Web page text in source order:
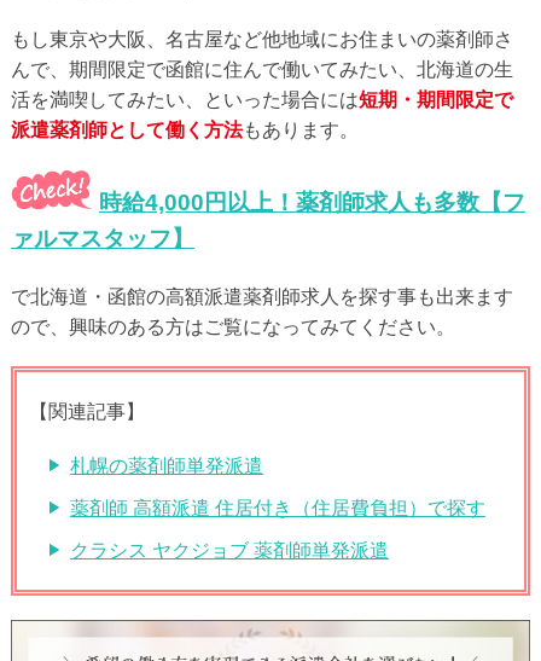
もし東京や大阪、名古屋など他地域にお住まいの薬剤師さ
んで、期間限定で函館に住んで働いてみたい、北海道の生
活を満喫してみたい、といった場合には短期・期間限定で
派遣薬剤師として働く方法もあります。
時給4,000円以上！薬剤師求人も多数【フ
ァルマスタッフ】
で北海道・函館の高額派遣薬剤師求人を探す事も出来ます
ので、興味のある方はご覧になってみてください。
【関連記事】
札幌の薬剤師単発派遣
薬剤師 高額派遣 住居付き（住居費負担）で探す
クラシス ヤクジョブ 薬剤師単発派遣